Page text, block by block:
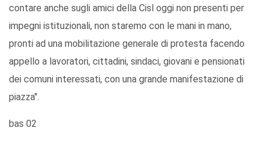
contare anche sugli amici della Cisl oggi non presenti per
impegni istituzionali, non staremo con le mani in mano,
pronti ad una mobilitazione generale di protesta facendo
appello a lavoratori, cittadini, sindaci, giovani e pensionati
dei comuni interessati, con una grande manifestazione di
piazza".
bas 02